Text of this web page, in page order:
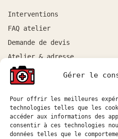
Gérer le
Pour offrir les meilleures
technologies telles que les
accéder aux informations des
consentir à ces technologies
données telles que le
Interventions
FAQ atelier
Demande de devis
Atelier & adresse
RESSOURCES
Tous les articles
Tutoriels boîtiers
Tutoriels objectifs